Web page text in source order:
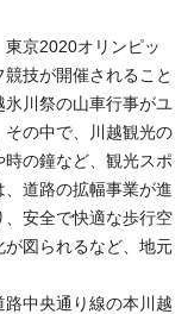
京2020オリンピッ
技が開催されること
川祭の山車行事がユ
の中で、川越観光の
の鐘など、観光スポ
道路の拡幅事業が進
安全で快適な歩行空
図られるなど、地元
中央通り線の本川越